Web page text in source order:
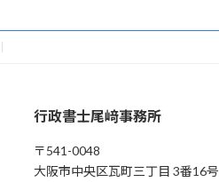
行政書士尾﨑事務所
〒541-0048
大阪市中央区瓦町三丁目 3番16号